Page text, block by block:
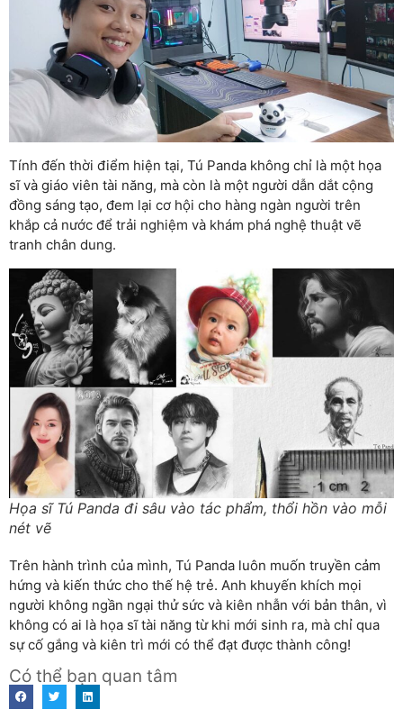
Tính đến thời điểm hiện tại, Tú Panda không chỉ là một họa
sĩ và giáo viên tài năng, mà còn là một người dẫn dắt cộng
đồng sáng tạo, đem lại cơ hội cho hàng ngàn người trên
khắp cả nước để trải nghiệm và khám phá nghệ thuật vẽ
tranh chân dung.
Họa sĩ Tú Panda đi sâu vào tác phẩm, thổi hồn vào mỗi
nét vẽ
Trên hành trình của mình, Tú Panda luôn muốn truyền cảm
hứng và kiến thức cho thế hệ trẻ. Anh khuyến khích mọi
người không ngần ngại thử sức và kiên nhẫn với bản thân, vì
không có ai là họa sĩ tài năng từ khi mới sinh ra, mà chỉ qua
sự cố gắng và kiên trì mới có thể đạt được thành công!
Có thể bạn quan tâm